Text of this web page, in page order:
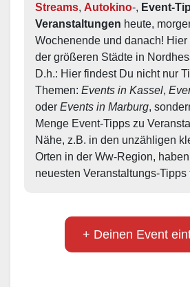
Streams, Autokino-, Event-
Veranstaltungen heute,
Wochenende und danach!
der größeren Städte in
D.h.: Hier findest Du nicht nur
Themen: Events in Kassel,
oder Events in Marburg,
Menge Event-Tipps zu
Nähe, z.B. in den unzähligen
Orten in der Ww-Region,
neuesten Veranstaltungs-Tipps
+ Deinen Event